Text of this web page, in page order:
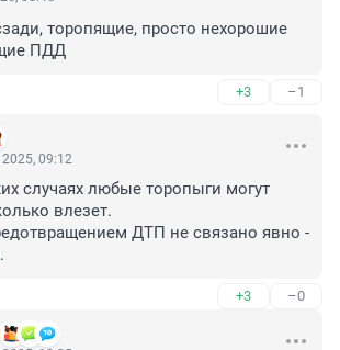
торопящие, просто нехорошие
ПДД
+3 –1
2025, 09:12
случаях любые торопыги могут
влезет.
ДТП не связано явно -
+3 –0